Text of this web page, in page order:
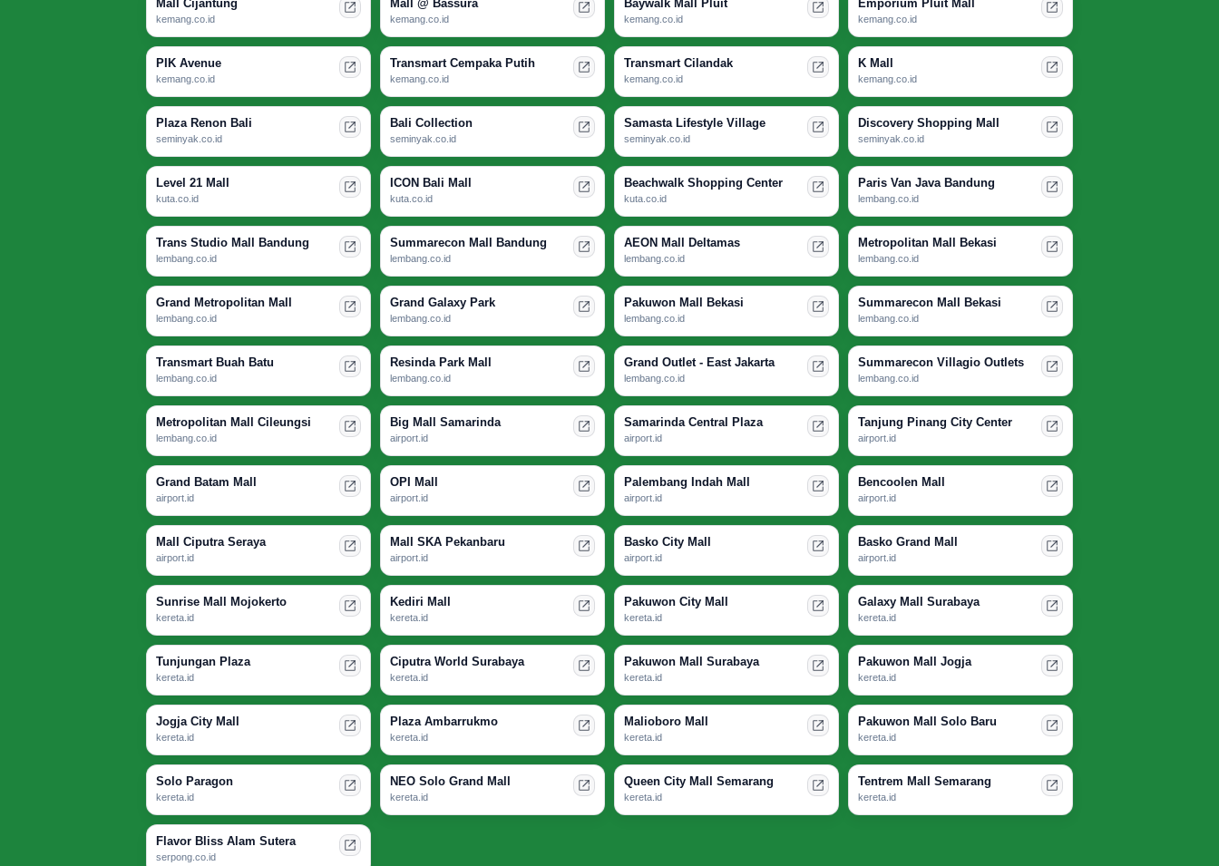
Mall Cijantung
kemang.co.id
Mall @ Bassura
kemang.co.id
Baywalk Mall Pluit
kemang.co.id
Emporium Pluit Mall
kemang.co.id
PIK Avenue
kemang.co.id
Transmart Cempaka Putih
kemang.co.id
Transmart Cilandak
kemang.co.id
K Mall
kemang.co.id
Plaza Renon Bali
seminyak.co.id
Bali Collection
seminyak.co.id
Samasta Lifestyle Village
seminyak.co.id
Discovery Shopping Mall
seminyak.co.id
Level 21 Mall
kuta.co.id
ICON Bali Mall
kuta.co.id
Beachwalk Shopping Center
kuta.co.id
Paris Van Java Bandung
lembang.co.id
Trans Studio Mall Bandung
lembang.co.id
Summarecon Mall Bandung
lembang.co.id
AEON Mall Deltamas
lembang.co.id
Metropolitan Mall Bekasi
lembang.co.id
Grand Metropolitan Mall
lembang.co.id
Grand Galaxy Park
lembang.co.id
Pakuwon Mall Bekasi
lembang.co.id
Summarecon Mall Bekasi
lembang.co.id
Transmart Buah Batu
lembang.co.id
Resinda Park Mall
lembang.co.id
Grand Outlet - East Jakarta
lembang.co.id
Summarecon Villagio Outlets
lembang.co.id
Metropolitan Mall Cileungsi
lembang.co.id
Big Mall Samarinda
airport.id
Samarinda Central Plaza
airport.id
Tanjung Pinang City Center
airport.id
Grand Batam Mall
airport.id
OPI Mall
airport.id
Palembang Indah Mall
airport.id
Bencoolen Mall
airport.id
Mall Ciputra Seraya
airport.id
Mall SKA Pekanbaru
airport.id
Basko City Mall
airport.id
Basko Grand Mall
airport.id
Sunrise Mall Mojokerto
kereta.id
Kediri Mall
kereta.id
Pakuwon City Mall
kereta.id
Galaxy Mall Surabaya
kereta.id
Tunjungan Plaza
kereta.id
Ciputra World Surabaya
kereta.id
Pakuwon Mall Surabaya
kereta.id
Pakuwon Mall Jogja
kereta.id
Jogja City Mall
kereta.id
Plaza Ambarrukmo
kereta.id
Malioboro Mall
kereta.id
Pakuwon Mall Solo Baru
kereta.id
Solo Paragon
kereta.id
NEO Solo Grand Mall
kereta.id
Queen City Mall Semarang
kereta.id
Tentrem Mall Semarang
kereta.id
Flavor Bliss Alam Sutera
serpong.co.id